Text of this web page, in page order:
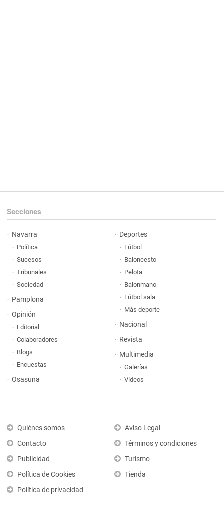
Secciones
Navarra
Política
Sucesos
Tribunales
Sociedad
Pamplona
Opinión
Editorial
Colaboradores
Blogs
Encuestas
Osasuna
Deportes
Fútbol
Baloncesto
Pelota
Balonmano
Fútbol sala
Más deporte
Nacional
Revista
Multimedia
Galerías
Vídeos
Quiénes somos
Contacto
Publicidad
Política de Cookies
Política de privacidad
Aviso Legal
Términos y condiciones
Turismo
Tienda